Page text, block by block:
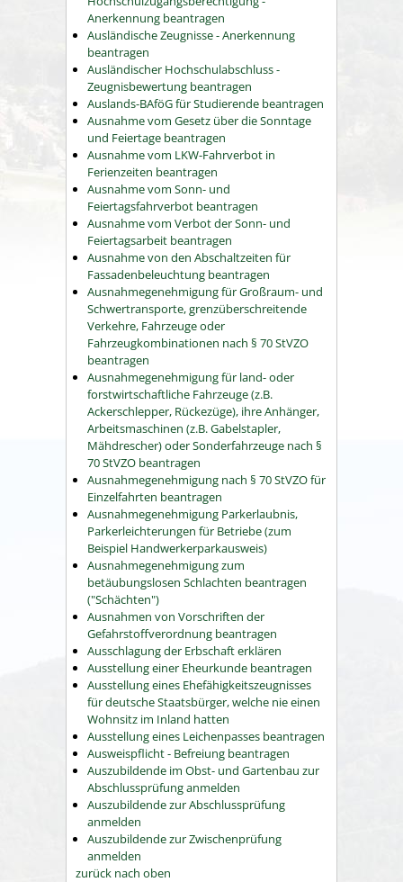
Anerkennung beantragen
Ausländische Zeugnisse - Anerkennung
beantragen
Ausländischer Hochschulabschluss -
Zeugnisbewertung beantragen
Auslands-BAföG für Studierende beantragen
Ausnahme vom Gesetz über die Sonntage
und Feiertage beantragen
Ausnahme vom LKW-Fahrverbot in
Ferienzeiten beantragen
Ausnahme vom Sonn- und
Feiertagsfahrverbot beantragen
Ausnahme vom Verbot der Sonn- und
Feiertagsarbeit beantragen
Ausnahme von den Abschaltzeiten für
Fassadenbeleuchtung beantragen
Ausnahmegenehmigung für Großraum- und
Schwertransporte, grenzüberschreitende
Verkehre, Fahrzeuge oder
Fahrzeugkombinationen nach § 70 StVZO
beantragen
Ausnahmegenehmigung für land- oder
forstwirtschaftliche Fahrzeuge (z.B.
Ackerschlepper, Rückezüge), ihre Anhänger,
Arbeitsmaschinen (z.B. Gabelstapler,
Mähdrescher) oder Sonderfahrzeuge nach §
70 StVZO beantragen
Ausnahmegenehmigung nach § 70 StVZO für
Einzelfahrten beantragen
Ausnahmegenehmigung Parkerlaubnis,
Parkerleichterungen für Betriebe (zum
Beispiel Handwerkerparkausweis)
Ausnahmegenehmigung zum
betäubungslosen Schlachten beantragen
("Schächten")
Ausnahmen von Vorschriften der
Gefahrstoffverordnung beantragen
Ausschlagung der Erbschaft erklären
Ausstellung einer Eheurkunde beantragen
Ausstellung eines Ehefähigkeitszeugnisses
für deutsche Staatsbürger, welche nie einen
Wohnsitz im Inland hatten
Ausstellung eines Leichenpasses beantragen
Ausweispflicht - Befreiung beantragen
Auszubildende im Obst- und Gartenbau zur
Abschlussprüfung anmelden
Auszubildende zur Abschlussprüfung
anmelden
Auszubildende zur Zwischenprüfung
anmelden
zurück nach oben